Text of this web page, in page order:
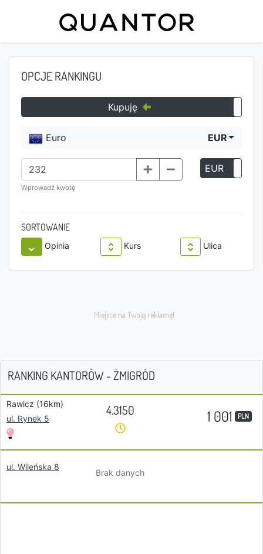
OPCJE RANKINGU
Kupuję
Euro EUR
Wprowadź kwotę
EUR
SORTOWANIE
Opinia Kurs Ulica
RANKING KANTORÓW - ŻMIGRÓD
Rawicz (16km)
ul. Rynek 5
4.3150 1 001 PLN
ul. Wileńska 8
Brak danych